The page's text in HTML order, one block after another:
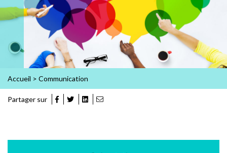
Accueil > Communication
Partager sur